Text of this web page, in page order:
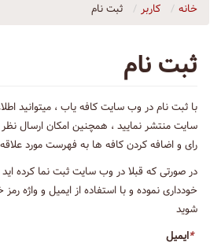
خانه کاربر ثبت نام
ثبت نام
با ثبت نام در وب سایت کافه یاب ، میتوانید
سایت منتشر نمایید ، همچنین امکان ارسال
رای و اضافه کردن کافه ها به فهرست مورد
در صورتی که قبلا در وب سایت ثبت نما کرده
خودداری نموده و با استفاده از ایمیل و واژه
شوید
*ایمیل